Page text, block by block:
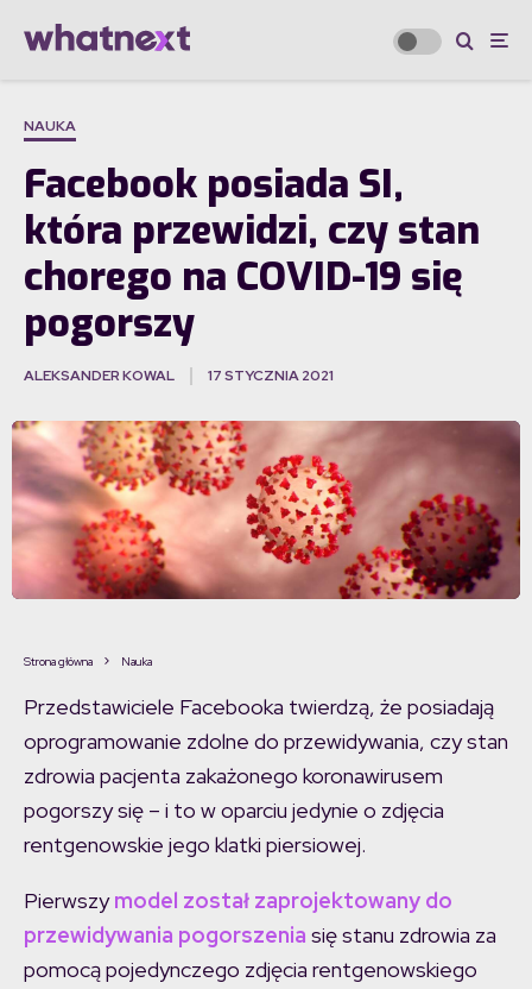
NAUKA
Facebook posiada SI,
która przewidzi, czy stan
chorego na COVID-19 się
pogorszy
ALEKSANDER KOWAL 17 STYCZNIA 2021
Strona główna Nauka
Przedstawiciele Facebooka twierdzą, że posiadają
oprogramowanie zdolne do przewidywania, czy stan
zdrowia pacjenta zakażonego koronawirusem
pogorszy się – i to w oparciu jedynie o zdjęcia
rentgenowskie jego klatki piersiowej.
Pierwszymodel został zaprojektowany do
przewidywania pogorszenia się stanu zdrowia za
pomocą pojedynczego zdjęcia rentgenowskiego